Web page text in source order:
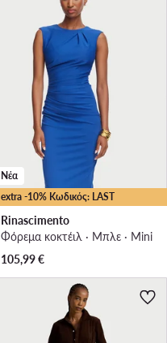
extra -10% Κωδικός: LAST
Νέα
Rinascimento
Φόρεμα κοκτέιλ · Μπλε · Mini
105,99€